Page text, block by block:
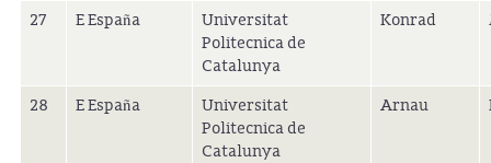
27 E España
Universitat
Politecnica de
Catalunya
Konrad
28 E España
Universitat
Politecnica de
Catalunya
Arnau